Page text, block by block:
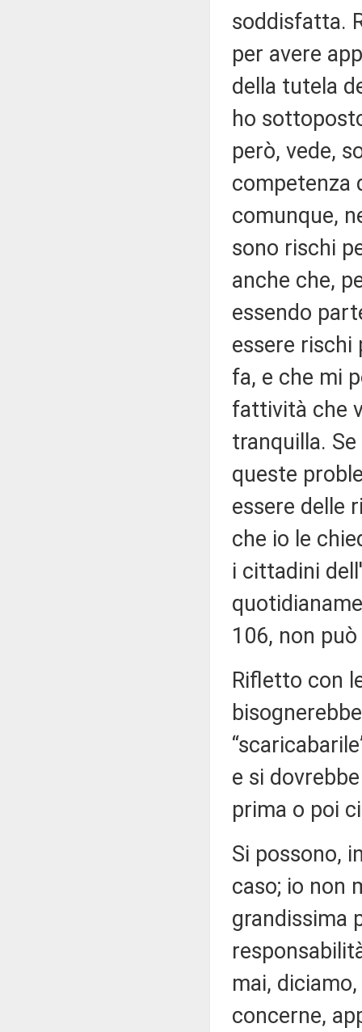
soddisfatta.
per avere
della tutela
ho
però, vede,
competenza
comunque,
sono rischi
anche che,
essendo
essere rischi
fa, e che mi
fattività che
tranquilla.
queste
essere delle
che io le
i cittadini
106, non
Rifletto con
e si
prima o poi
Si possono,
caso; io non
grandissima
mai,
concerne,